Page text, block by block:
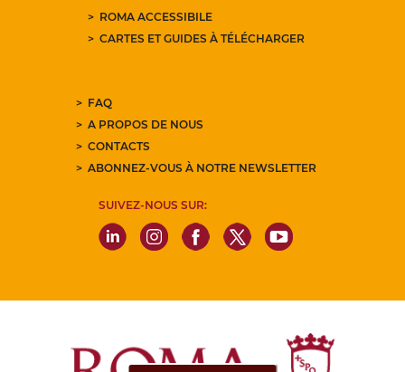
ROMA ACCESSIBILE
CARTES ET GUIDES À TÉLÉCHARGER
FAQ
A PROPOS DE NOUS
CONTACTS
ABONNEZ-VOUS À NOTRE NEWSLETTER
SUIVEZ-NOUS SUR: